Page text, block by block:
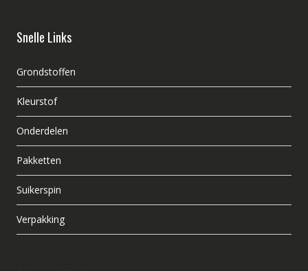
Snelle Links
Grondstoffen
Kleurstof
Onderdelen
Pakketten
Suikerspin
Verpakking